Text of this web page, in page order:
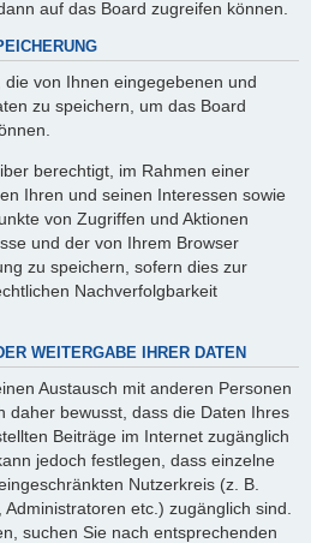
auf das Board zugreifen können.
von Ihnen eingegebenen und
zu speichern, um das Board
berechtigt, im Rahmen einer
Ihren und seinen Interessen sowie
von Zugriffen und Aktionen
und der von Ihrem Browser
zu speichern, sofern dies zur
Nachverfolgbarkeit
WEITERGABE IHRER DATEN
Austausch mit anderen Personen
daher bewusst, dass die Daten Ihres
Beiträge im Internet zugänglich
jedoch festlegen, dass einzelne
Nutzerkreis (z. B.
etc.) zugänglich sind.
suchen Sie nach entsprechenden